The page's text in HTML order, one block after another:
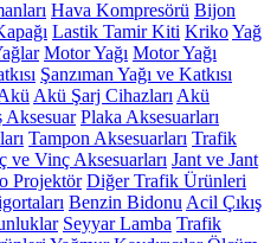
Hava Kompresörü Bijon
Lastik Tamir Kiti KrikoYağ
Motor Yağı Motor Yağı
Şanzıman Yağı ve Katkısı
Akü Şarj Cihazları Akü
Aksesuar Plaka Aksesuarları
Tampon Aksesuarları Trafik
ve Vinç Aksesuarları Jant ve Jant
Projektör Diğer Trafik Ürünleri
Benzin Bidonu Acil Çıkış
Seyyar Lamba Trafik